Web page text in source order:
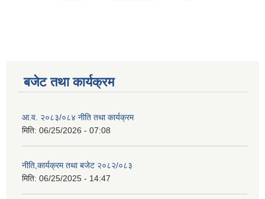
बजेट तथा कार्यक्रम
आ.व. २०८३/०८४ नीति तथा कार्यक्रम
मिति: 06/25/2026 - 07:08
नीति,कार्यक्रम तथा बजेट २०८२/०८३
मिति: 06/25/2025 - 14:47